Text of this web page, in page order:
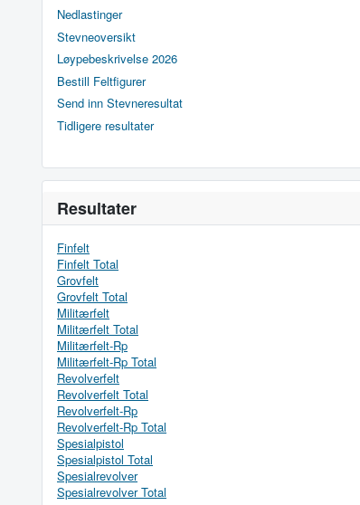
Nedlastinger
Stevneoversikt
Løypebeskrivelse 2026
Bestill Feltfigurer
Send inn Stevneresultat
Tidligere resultater
Resultater
Finfelt
Finfelt Total
Grovfelt
Grovfelt Total
Militærfelt
Militærfelt Total
Militærfelt-Rp
Militærfelt-Rp Total
Revolverfelt
Revolverfelt Total
Revolverfelt-Rp
Revolverfelt-Rp Total
Spesialpistol
Spesialpistol Total
Spesialrevolver
Spesialrevolver Total